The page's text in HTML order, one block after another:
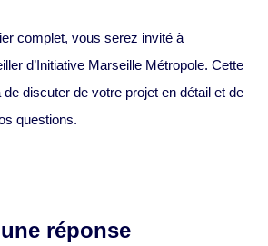
complet, vous serez invité à
d’Initiative Marseille Métropole. Cette
discuter de votre projet en détail et de
questions.
réponse